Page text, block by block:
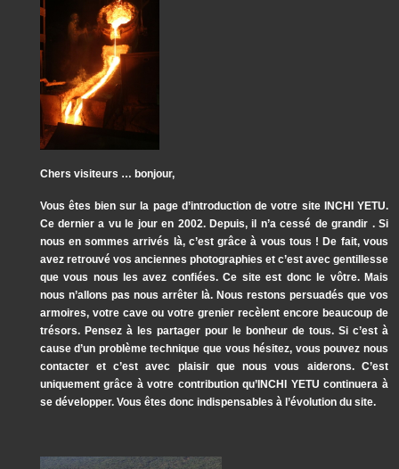
Chers visiteurs … bonjour,
Vous êtes bien sur la page d’introduction de votre site INCHI YETU.
Ce dernier a vu le jour en 2002. Depuis, il n’a cessé de grandir . Si
nous en sommes arrivés là, c’est grâce à vous tous ! De fait, vous
avez retrouvé vos anciennes photographies et c’est avec gentillesse
que vous nous les avez confiées. Ce site est donc le vôtre. Mais
nous n’allons pas nous arrêter là. Nous restons persuadés que vos
armoires, votre cave ou votre grenier recèlent encore beaucoup de
trésors. Pensez à les partager pour le bonheur de tous. Si c’est à
cause d’un problème technique que vous hésitez, vous pouvez nous
contacter et c’est avec plaisir que nous vous aiderons. C’est
uniquement grâce à votre contribution qu’INCHI YETU continuera à
se développer. Vous êtes donc indispensables à l’évolution du site.